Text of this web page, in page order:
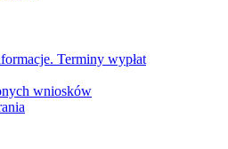
Terminy wypłat
wniosków